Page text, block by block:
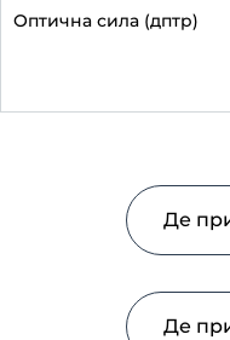
Оптична сила (дптр)
Де
Де